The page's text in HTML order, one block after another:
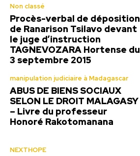
Non classé
Procès-verbal de déposition
de Ranarison Tsilavo devant
le juge d’instruction
TAGNEVOZARA Hortense du
3 septembre 2015
manipulation judiciaire à Madagascar
ABUS DE BIENS SOCIAUX
SELON LE DROIT MALAGASY
– Livre du professeur
Honoré Rakotomanana
NEXTHOPE